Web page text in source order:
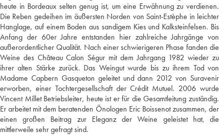
heute in Bordeaux selten genug ist, um eine Erwähnung zu verdienen.
Die Reben gedeihen im äußersten Norden von Saint-Estèphe in leichter
Hanglage, auf einem Boden aus sandigem Kies und Kalksteinfelsen. Bis
Anfang der 60er Jahre entstanden hier zahlreiche Jahrgänge von
außerordentlicher Qualität. Nach einer schwierigeren Phase fanden die
Weine des Château Calon Ségur mit dem Jahrgang 1982 wieder zu
ihrer alten Stärke zurück. Das Weingut wurde bis zu ihrem Tod von
Madame Capbern Gasqueton geleitet und dann 2012 von Suravenir
erworben, einer Tochtergesellschaft der Crédit Mutuel. 2006 wurde
Vincent Millet Betriebsleiter, heute ist er für die Gesamtleitung zuständig.
Er arbeitet mit dem beratenden Önologen Eric Boissenot zusammen, der
einen großen Beitrag zur Eleganz der Weine geleistet hat, die
mittlerweile sehr gefragt sind.